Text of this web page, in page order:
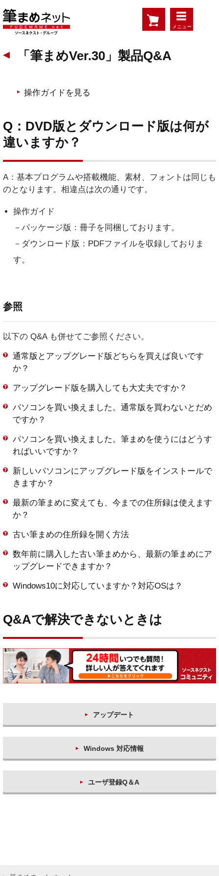
メニュー
「筆まめVer.30」製品Q&A
操作ガイドを見る
Q：DVD版とダウンロード版は何が
違いますか？
A：基本プログラムや搭載機能、素材、フォントは同じも
のとなります。相違点は次の通りです。
操作ガイド
－パッケージ版：冊子を同梱しております。
－ダウンロード版：PDFファイルを収録しておりま
す。
参照
以下の Q&A も併せてご参照ください。
通常版とアップグレード版どちらを買えば良いです
か？
アップグレード版を購入しても大丈夫ですか？
パソコンを買い換えました。通常版を買わないとだめ
ですか？
パソコンを買い換えました。筆まめを使うにはどうす
ればいいですか？
新しいパソコンにアップグレード版をインストールで
きますか？
最新の筆まめに変えても、今までの住所録は使えます
か？
古い筆まめの住所録を開く方法
数年前に購入した古い筆まめから、最新の筆まめにア
ップグレードできますか？
Windows10に対応していますか？対応OSは？
Q&Aで解決できないときは
アップデート
Windows 対応情報
ユーザ登録Q＆A